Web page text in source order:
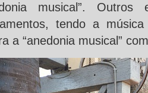
musical”. Outros
tendo a
a “anedonia musical”